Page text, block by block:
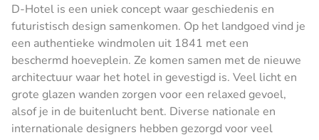
D-Hotel is een uniek concept waar geschiedenis en
futuristisch design samenkomen. Op het landgoed vind je
een authentieke windmolen uit 1841 met een
beschermd hoeveplein. Ze komen samen met de nieuwe
architectuur waar het hotel in gevestigd is. Veel licht en
grote glazen wanden zorgen voor een relaxed gevoel,
alsof je in de buitenlucht bent. Diverse nationale en
internationale designers hebben gezorgd voor veel